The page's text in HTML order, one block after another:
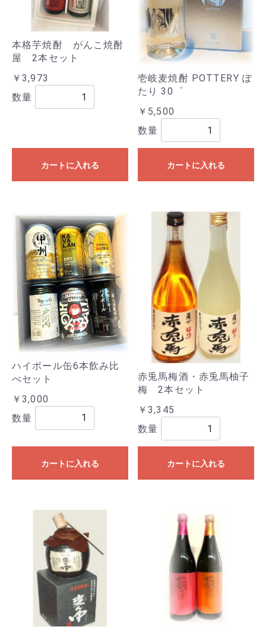
本格芋焼酎 がんこ焼酎
屋 2本セット
￥3,973
数量
カートに入れる
壱岐麦焼酎 POTTERY ぽ
たり 30゜
￥5,500
数量
カートに入れる
ハイボール缶6本飲み比
べセット
￥3,000
数量
カートに入れる
赤兎馬梅酒・赤兎馬柚子
梅 2本セット
￥3,345
数量
カートに入れる